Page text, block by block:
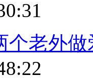
个老外